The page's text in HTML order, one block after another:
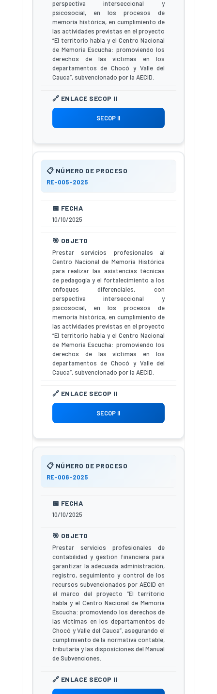
perspectiva interseccional y
psicosocial, en los procesos de
memoria histórica, en cumplimiento de
las actividades previstas en el proyecto
“El territorio habla y el Centro Nacional
de Memoria Escucha: promoviendo los
derechos de las víctimas en los
departamentos de Chocó y Valle del
Cauca”, subvencionado por la AECID.
SECOP II
RE-005-2025
10/10/2025
Prestar servicios profesionales al
Centro Nacional de Memoria Histórica
para realizar las asistencias técnicas
de pedagogía y el fortalecimiento a los
enfoques diferenciales, con
perspectiva interseccional y
psicosocial, en los procesos de
memoria histórica, en cumplimiento de
las actividades previstas en el proyecto
“El territorio habla y el Centro Nacional
de Memoria Escucha: promoviendo los
derechos de las víctimas en los
departamentos de Chocó y Valle del
Cauca”, subvencionado por la AECID.
SECOP II
RE-006-2025
10/10/2025
Prestar servicios profesionales de
contabilidad y gestión financiera para
garantizar la adecuada administración,
registro, seguimiento y control de los
recursos subvencionados por AECID en
el marco del proyecto “El territorio
habla y el Centro Nacional de Memoria
Escucha: promoviendo los derechos de
las víctimas en los departamentos de
Chocó y Valle del Cauca”, asegurando el
cumplimiento de la normativa contable,
tributaria y las disposiciones del Manual
de Subvenciones.